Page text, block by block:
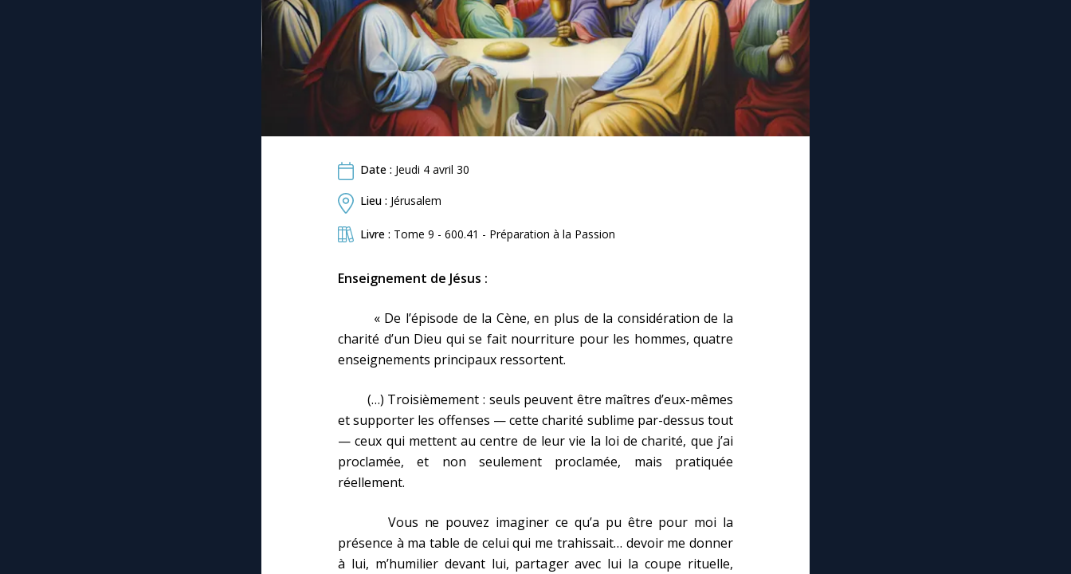
Date : Jeudi 4 avril 30
Lieu : Jérusalem
Livre : Tome 9 - 600.41 - Préparation à la Passion
Enseignement de Jésus :
« De l’épisode de la Cène, en plus de la considération de la
charité d’un Dieu qui se fait nourriture pour les hommes, quatre
enseignements principaux ressortent.
(…) Troisièmement : seuls peuvent être maîtres d’eux-mêmes
et supporter les offenses — cette charité sublime par-dessus tout
— ceux qui mettent au centre de leur vie la loi de charité, que j’ai
proclamée, et non seulement proclamée, mais pratiquée
réellement.
Vous ne pouvez imaginer ce qu’a pu être pour moi la
présence à ma table de celui qui me trahissait… devoir me donner
à lui, m’humilier devant lui, partager avec lui la coupe rituelle,